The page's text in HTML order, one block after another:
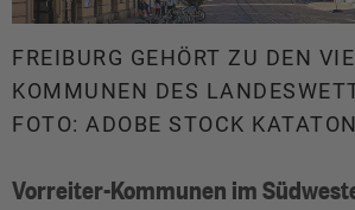
FREIBURG GEHÖRT ZU DEN
KOMMUNEN DES
FOTO: ADOBE STOCK
Vorreiter-Kommunen im